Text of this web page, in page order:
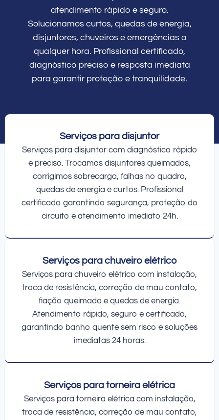
atendimento rápido e seguro.
Solucionamos curtos, quedas de energia,
disjuntores, chuveiros e emergências a
qualquer hora. Profissional certificado,
diagnóstico preciso e resposta imediata
para garantir proteção e tranquilidade.
Serviços para disjuntor
Serviços para disjuntor com diagnóstico rápido
e preciso. Trocamos disjuntores queimados,
corrigimos sobrecarga, falhas no quadro,
quedas de energia e curtos. Profissional
certificado garantindo segurança, proteção do
circuito e atendimento imediato 24h.
Serviços para chuveiro elétrico
Serviços para chuveiro elétrico com instalação,
troca de resistência, correção de mau contato,
fiação queimada e quedas de energia.
Atendimento rápido, seguro e certificado,
garantindo banho quente sem risco e soluções
imediatas 24 horas.
Serviços para torneira elétrica
Serviços para torneira elétrica com instalação,
troca de resistência, correção de mau contato,